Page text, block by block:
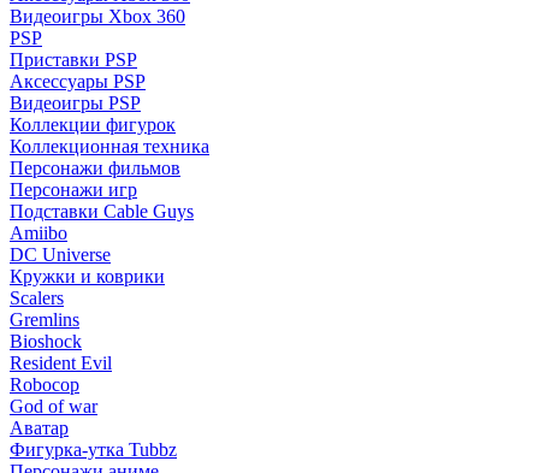
Видеоигры Xbox 360
PSP
Приставки PSP
Аксессуары PSP
Видеоигры PSP
Коллекции фигурок
Коллекционная техника
Персонажи фильмов
Персонажи игр
Подставки Cable Guys
Amiibo
DC Universe
Кружки и коврики
Scalers
Gremlins
Bioshock
Resident Evil
Robocop
God of war
Аватар
Фигурка-утка Tubbz